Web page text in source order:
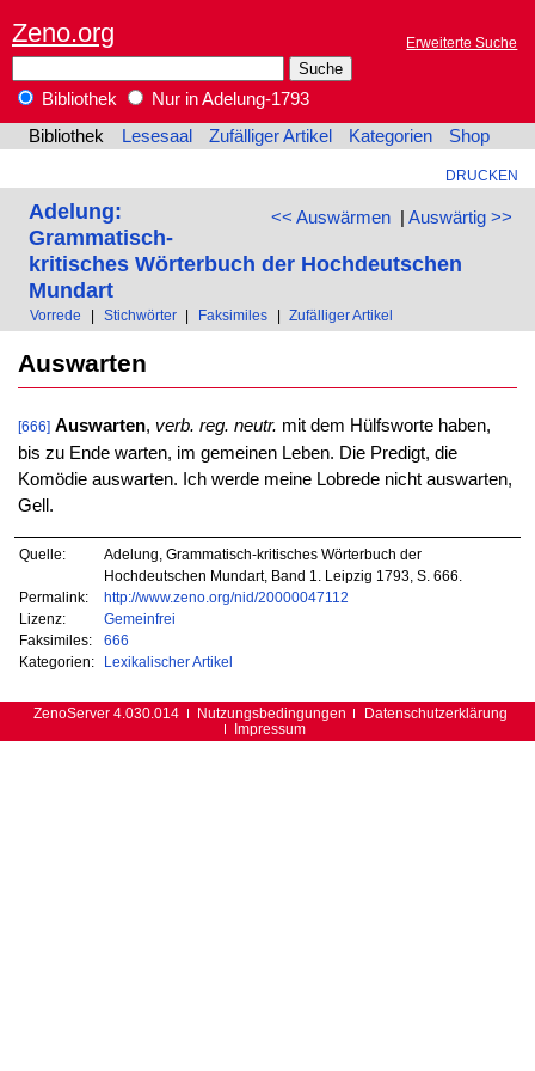
Zeno.org Erweiterte Suche
Bibliothek
Nur in Adelung-1793
Bibliothek
Lesesaal Zufälliger Artikel Kategorien Shop
DRUCKEN
<< Auswärmen| Auswärtig >>
Adelung:
Grammatisch-
kritisches Wörterbuch der Hochdeutschen
Mundart
Vorrede Stichwörter Faksimiles Zufälliger Artikel
Auswarten
[666] Auswarten, verb. reg. neutr. mit dem Hülfsworte haben,
bis zu Ende warten, im gemeinen Leben. Die Predigt, die
Komödie auswarten. Ich werde meine Lobrede nicht auswarten,
Gell.
Quelle:
Adelung, Grammatisch-kritisches Wörterbuch der
Hochdeutschen Mundart, Band 1. Leipzig 1793, S. 666.
Permalink:
http://www.zeno.org/nid/20000047112
Lizenz:
Gemeinfrei
Faksimiles:
666
Kategorien:
Lexikalischer Artikel
ZenoServer 4.030.014 Nutzungsbedingungen
Datenschutzerklärung
Impressum